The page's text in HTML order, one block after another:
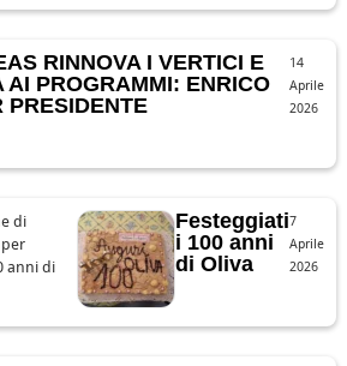
14
Aprile
2026
RINNOVA I VERTICI E
AI PROGRAMMI: ENRICO
PRESIDENTE
7
Aprile
2026
Festeggiati
i 100 anni
di Oliva
di
anni di